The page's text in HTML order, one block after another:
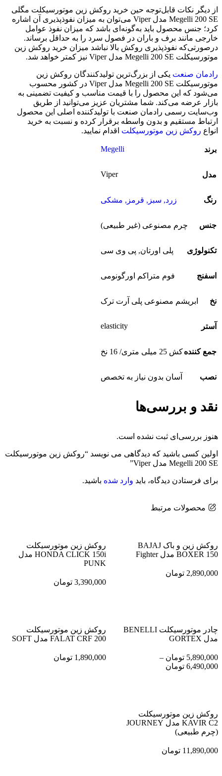
از دیگر نکات قابل‌توجه حین خرید روکش زین موتورسیکلت مگلی
Megelli 200 SE مدل Viper می‌توان به میزان نفوذپذیری آن اشاره
کرد؛ جنس محصول باید به‌گونه‌ای باشد که میزان نفوذ عوامل
خارجی مانند برف و باران در فصول سرد را به حداقل برساند.
درصورتی‌که نفوذپذیری روکش بالا نباشد میزان خرید روکش زین
موتورسیکلت Megelli 200 SE مدل Viper نیز کمتر خواهد شد.
رادمان صنعت یکی از بزرگ‌ترین تولیدکنندگان روکش زین
موتورسیکلت Megelli 200 SE مدل Viper در کشور محسوب
می‌شود که این محصول را با قیمت مناسب و کیفیت تضمینی به
بازار عرضه می‌کند. شما مشتریان عزیز می‌توانید از طریق
وب‌سایت رسمی رادمان صنعت با تولیدکننده اصلی این محصول
ارتباط مستقیم و بدون واسطه برقرار کرده و نسبت به خرید
انواع روکش زین موتورسیکلت اقدام نمایید.
برند Megelli
مدل Viper
رنگ زرد, سبز , قرمز , مشکی
جنس چرم مصنوعی (غیر طبیعی)
تکنولوژی پلی اورتان, پی وی سی
اسفنج فوم متراکم اورگونومی
نخ ابریشم مصنوعی پلی آرت ترک
آستر elasticity
جمع کنندهکش 25 میلی متری/ 16 نخ
نصب آسان بدون نیاز به تخصص
نقد و بررسی‌ها
هنوز بررسی‌ای ثبت نشده است.
اولین کسی باشید که دیدگاهی می نویسد “روکش زین موتورسیکلت
Megelli 200 SE مدل Viper”
برای فرستادن دیدگاه، باید وارد شده باشید.
محصولات مرتبط
روکش زین و باک BAJAJ
BOXER 150 مدل Fighter
2,890,000 تومان
روکش زین موتورسیکلت
HONDA CLICK 150i مدل
PUNK
3,390,000 تومان
چادر موتورسیکلت BENELLI
مدل GORTEX
5,890,000 تومان –
6,490,000 تومان
روکش زین موتورسیکلت
FALAT CRF 200 مدل SOFT
1,890,000 تومان
روکش زین موتورسیکلت
KAVIR C2 مدل JOURNEY
(چرم طبیعی)
11,890,000 تومان